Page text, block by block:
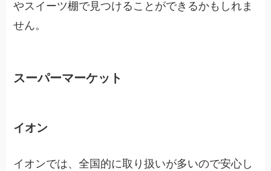
やスイーツ棚で見つけることができるかもしれま
せん。
スーパーマーケット
イオン
イオンでは、全国的に取り扱いが多いので安心し